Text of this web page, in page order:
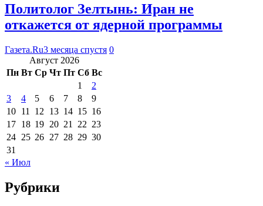
Политолог Зелтынь: Иран не
откажется от ядерной программы
Газета.Ru3 месяца спустя 0
Август 2026
Пн Вт Ср Чт Пт Сб Вс
1
2
3
4 5 6 7 8
9
10 11 12 13 14 15 16
17 18 19 20 21 22 23
24 25 26 27 28 29 30
31
« Июл
Рубрики